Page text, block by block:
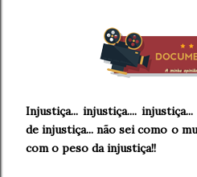
Injustiça... injustiça....
de injustiça... não sei como o
com o peso da injustiça!!